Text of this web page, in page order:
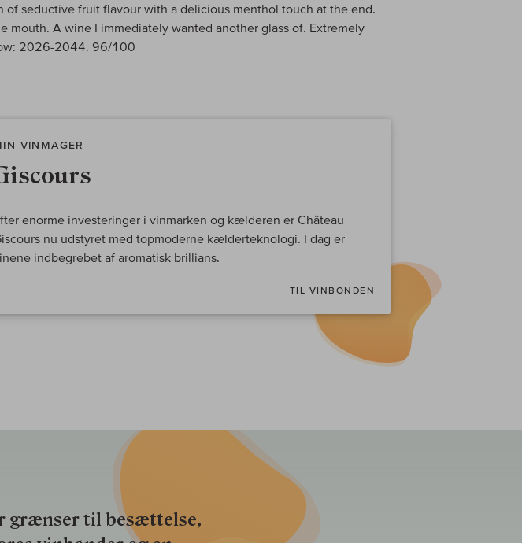
of seductive fruit flavour with a delicious menthol touch at the end.
mouth. A wine I immediately wanted another glass of. Extremely
2026-2044. 96/100
VINMAGER
enorme investeringer i vinmarken og kælderen er Château
nu udstyret med topmoderne kælderteknologi. I dag er
indbegrebet af aromatisk brillians.
TIL VINBONDEN
grænser til besættelse,